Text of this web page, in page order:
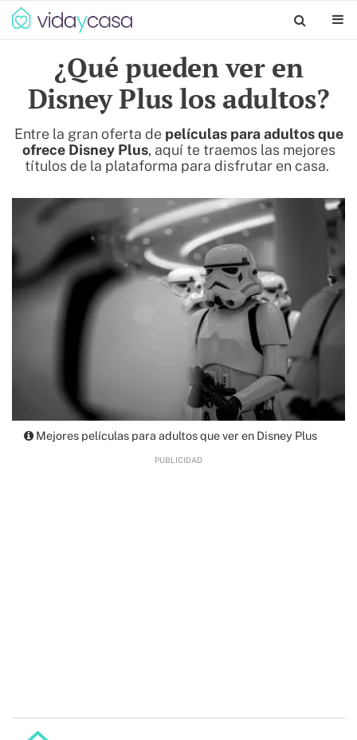
¿Qué pueden ver en
Disney Plus los adultos?
Entre la gran oferta de películas para adultos que
ofrece Disney Plus, aquí te traemos las mejores
títulos de la plataforma para disfrutar en casa.
Mejores películas para adultos que ver en Disney Plus